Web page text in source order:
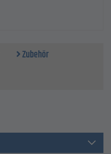
Zubehör